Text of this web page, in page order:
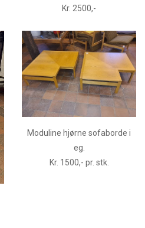
Kr. 2500,-
Moduline hjørne sofaborde i
eg.
Kr. 1500,- pr. stk.